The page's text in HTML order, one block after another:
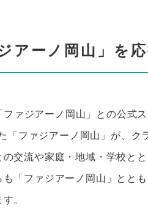
アーノ岡山」を
ァジアーノ岡山」との公式
「ファジアーノ岡山」が、ク
交流や家庭・地域・学校と
「ファジアーノ岡山」とと
。